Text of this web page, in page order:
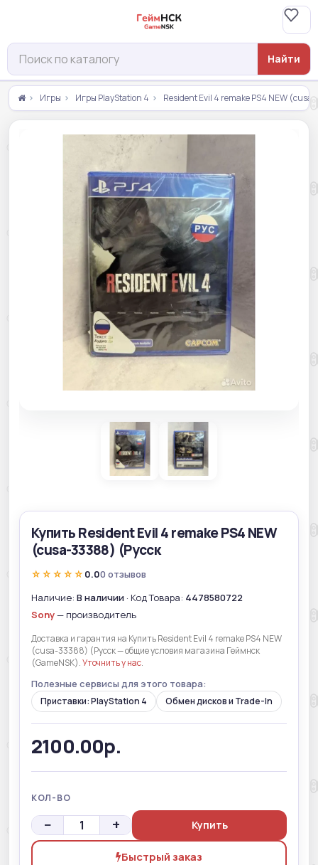
Найти
Игры Игры PlayStation 4 Resident Evil 4 remake PS4 NEW
Купить Resident Evil 4 remake PS4 NEW
(cusa-33388) (Русск
☆☆☆☆☆ 0.00 отзывов
Наличие: В наличии · Код Товара: 4478580722
Sony— производитель
Доставка и гарантия на Купить Resident Evil 4 remake PS4 NEW
(cusa-33388) (Русск — общие условия магазина Геймнск
(GameNSK).Уточнить у нас.
Полезные сервисы для этого товара:
Приставки: PlayStation 4 Обмен дисков и Trade-In
2100.00р.
КОЛ-ВО
− + Купить
Быстрый заказ